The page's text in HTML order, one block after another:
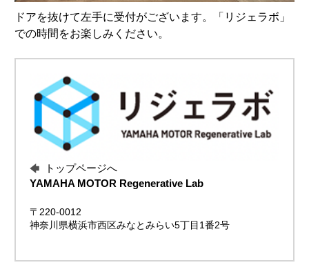
トップページへ
YAMAHA MOTOR Regenerative Lab
〒220-0012
神奈川県横浜市西区みなとみらい5丁目1番2号
ドアを抜けて左手に受付がございます。「リジェラボ」
での時間をお楽しみください。